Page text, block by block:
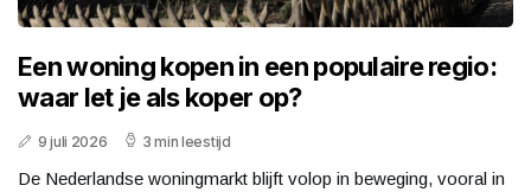
Een woning kopen in een populaire regio:
waar let je als koper op?
9 juli 2026 3 min leestijd
De Nederlandse woningmarkt blijft volop in beweging, vooral in